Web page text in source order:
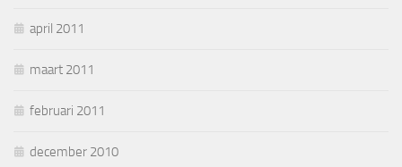
april 2011
maart 2011
februari 2011
december 2010